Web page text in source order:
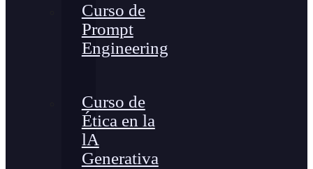
Curso de
Prompt
Engineering
Curso de
Ética en la
lA
Generativa